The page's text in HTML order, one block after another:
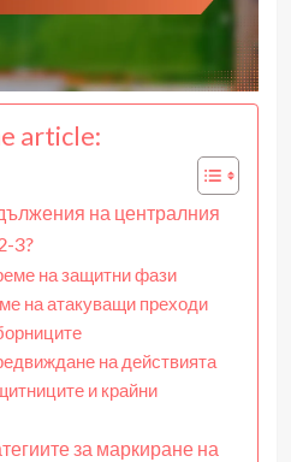
article:
на централния
3?
на защитни фази
на атакуващи преходи
на действията
и крайни
за маркиране на